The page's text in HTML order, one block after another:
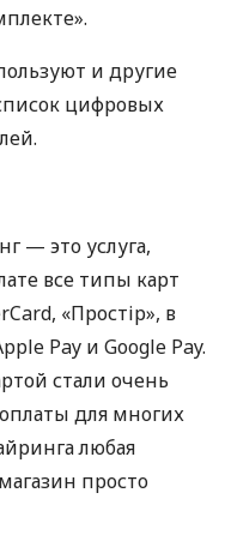
и другие
цифровых
— это услуга,
все типы карт
«Простір», в
Pay и Google Pay.
стали очень
для многих
любая
просто